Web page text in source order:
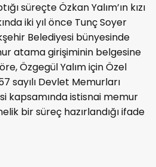
süreçte Özkan Yalım’ın kızı
iki yıl önce Tunç Soyer
Belediyesi bünyesinde
atama girişiminin belgesine
Özgegül Yalım için Özel
sayılı Devlet Memurları
kapsamında istisnai memur
bir süreç hazırlandığı ifade